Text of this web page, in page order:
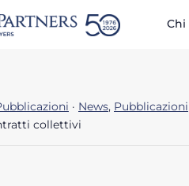
Chi
· News, Pubblicazioni
collettivi